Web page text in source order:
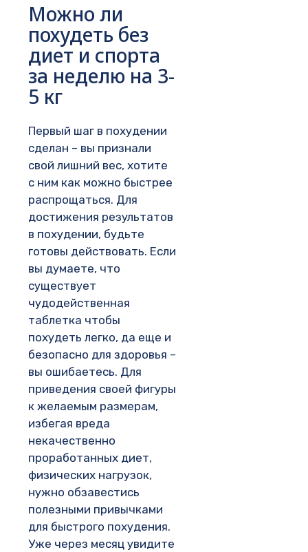
Можно ли
похудеть без
диет и спорта
за неделю на 3-
5 кг
Первый шаг в похудении
сделан – вы признали
свой лишний вес, хотите
с ним как можно быстрее
распрощаться. Для
достижения результатов
в похудении, будьте
готовы действовать. Если
вы думаете, что
существует
чудодейственная
таблетка чтобы
похудеть легко, да еще и
безопасно для здоровья –
вы ошибаетесь. Для
приведения своей фигуры
к желаемым размерам,
избегая вреда
некачественно
проработанных диет,
физических нагрузок,
нужно обзавестись
полезными привычками
для быстрого похудения.
Уже через месяц увидите